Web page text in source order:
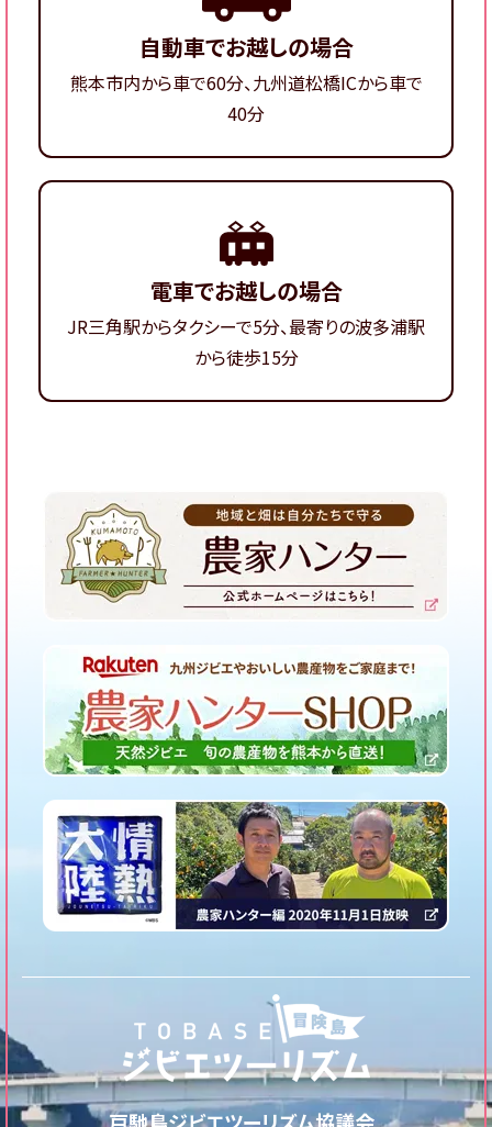
自動車でお越しの場合
熊本市内から車で60分、九州道松橋ICから車で
40分
電車でお越しの場合
JR三角駅からタクシーで5分、最寄りの波多浦駅
から徒歩15分
戸馳島ジビエツーリズム協議会